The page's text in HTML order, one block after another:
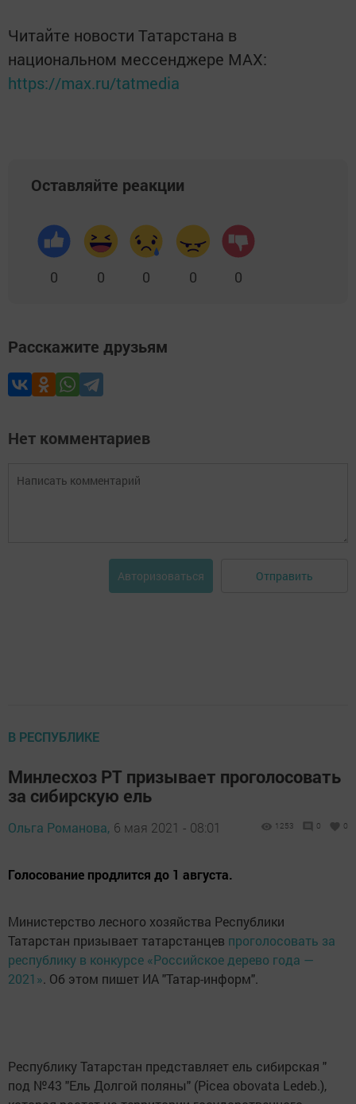
Читайте новости Татарстана в
национальном мессенджере MАХ:
https://max.ru/tatmedia
Оставляйте реакции
0 0 0 0 0
Расскажите друзьям
Нет комментариев
Авторизоваться Отправить
В РЕСПУБЛИКЕ
Минлесхоз РТ призывает проголосовать
за сибирскую ель
Ольга Романова, 6 мая 2021 - 08:01 1253 0 0
Голосование продлится до 1 августа.
Министерство лесного хозяйства Республики
Татарстан призывает татарстанцев проголосовать за
республику в конкурсе «Российское дерево года —
2021». Об этом пишет ИА "Татар-информ".
Республику Татарстан представляет ель сибирская "
под №43 "Ель Долгой поляны" (Picea obovata Ledeb.),